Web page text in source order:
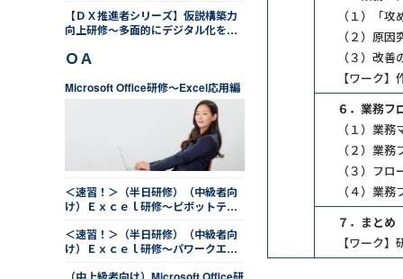
（１）「
（２）原
（３）改
【ワーク
６．業務フ
（１）業
（２）業
（３）フ
（４）業
７．まとめ
【ワーク
【ＤＸ推進者シリーズ】仮説構築力
向上研修～多面的にデジタル化を考
ＯＡ
Microsoft Office研修～Excel応用編
＜速習！＞（半日研修）（中級者向
け）Ｅｘｃｅｌ研修～ピボットテー
＜速習！＞（半日研修）（中級者向
け）Ｅｘｃｅｌ研修～パワークエリ